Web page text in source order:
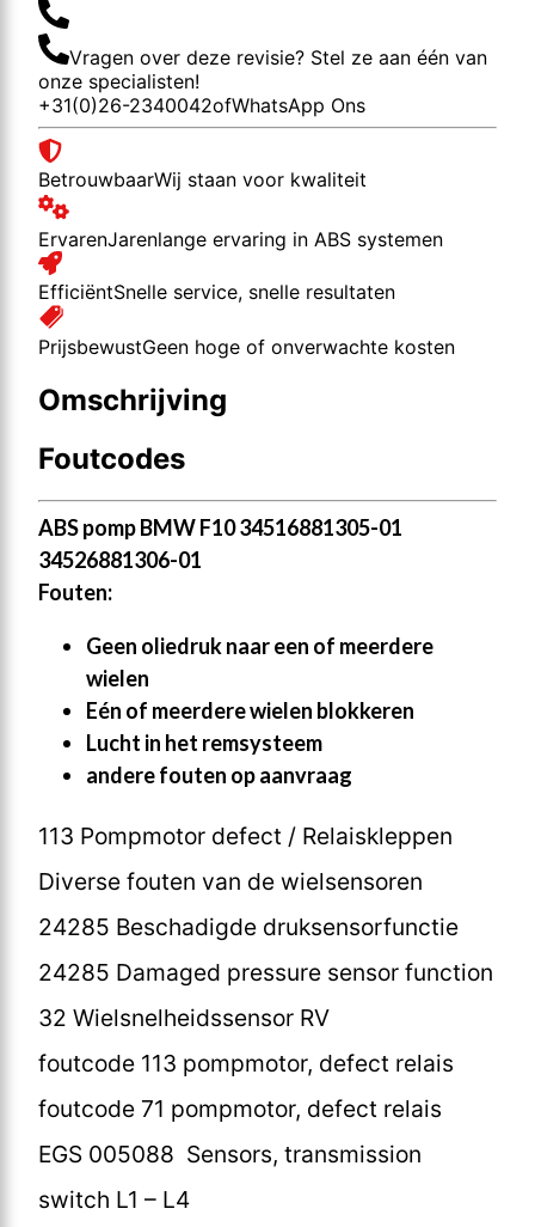
Vragen over deze revisie? Stel ze aan één van
onze specialisten!
+31(0)26-2340042ofWhatsApp Ons
BetrouwbaarWij staan voor kwaliteit
ErvarenJarenlange ervaring in ABS systemen
EfficiëntSnelle service, snelle resultaten
PrijsbewustGeen hoge of onverwachte kosten
Omschrijving
Foutcodes
ABS pomp BMW F10 34516881305-01
34526881306-01
Fouten:
Geen oliedruk naar een of meerdere
wielen
Eén of meerdere wielen blokkeren
Lucht in het remsysteem
andere fouten op aanvraag
113 Pompmotor defect / Relaiskleppen
Diverse fouten van de wielsensoren
24285 Beschadigde druksensorfunctie
24285 Damaged pressure sensor function
32 Wielsnelheidssensor RV
foutcode 113 pompmotor, defect relais
foutcode 71 pompmotor, defect relais
EGS 005088 Sensors, transmission
switch L1 – L4